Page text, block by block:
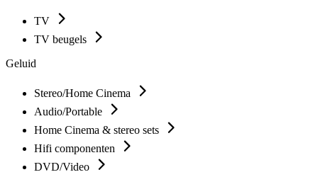
TV
TV beugels
Geluid
Stereo/Home Cinema
Audio/Portable
Home Cinema & stereo sets
Hifi componenten
DVD/Video